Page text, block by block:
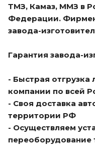
ТМЗ, Камаз, ММЗ в
Федерации.
завода-
Гарантия завода-
- Быстрая
компании по всей
- Своя доставка
территории РФ
- Осуществляем
переоборудование